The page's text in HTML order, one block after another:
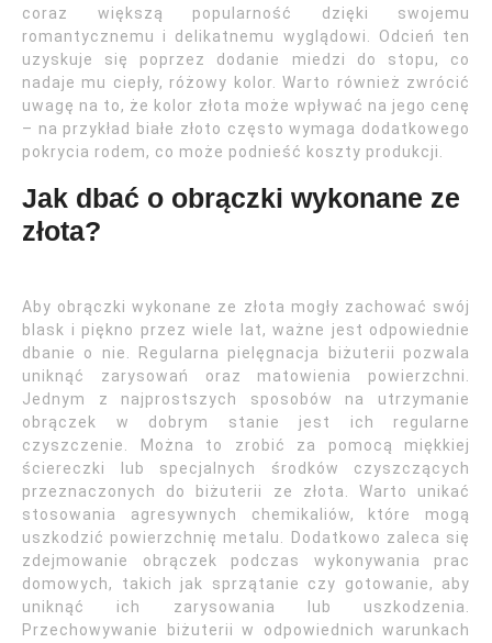
coraz większą popularność dzięki swojemu
romantycznemu i delikatnemu wyglądowi. Odcień ten
uzyskuje się poprzez dodanie miedzi do stopu, co
nadaje mu ciepły, różowy kolor. Warto również zwrócić
uwagę na to, że kolor złota może wpływać na jego cenę
– na przykład białe złoto często wymaga dodatkowego
pokrycia rodem, co może podnieść koszty produkcji.
Jak dbać o obrączki wykonane ze
złota?
Aby obrączki wykonane ze złota mogły zachować swój
blask i piękno przez wiele lat, ważne jest odpowiednie
dbanie o nie. Regularna pielęgnacja biżuterii pozwala
uniknąć zarysowań oraz matowienia powierzchni.
Jednym z najprostszych sposobów na utrzymanie
obrączek w dobrym stanie jest ich regularne
czyszczenie. Można to zrobić za pomocą miękkiej
ściereczki lub specjalnych środków czyszczących
przeznaczonych do biżuterii ze złota. Warto unikać
stosowania agresywnych chemikaliów, które mogą
uszkodzić powierzchnię metalu. Dodatkowo zaleca się
zdejmowanie obrączek podczas wykonywania prac
domowych, takich jak sprzątanie czy gotowanie, aby
uniknąć ich zarysowania lub uszkodzenia.
Przechowywanie biżuterii w odpowiednich warunkach